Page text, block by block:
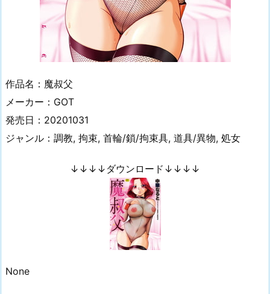
作品名：魔叔父
メーカー：GOT
発売日：20201031
ジャンル：調教, 拘束, 首輪/鎖/拘束具, 道具/異物, 処女
↓↓↓↓ダウンロード↓↓↓↓
None